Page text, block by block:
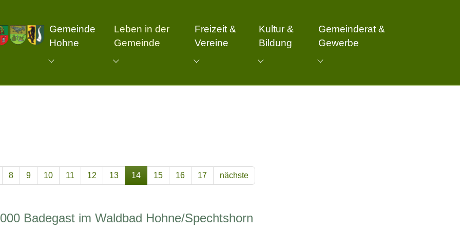
Gemeinde
Hohne
Submenu for "Gemeinde Hohne"
Leben in der
Gemeinde
Submenu for "Leben in der Gemeinde"
Freizeit &
Vereine
Submenu for "Freizeit & Vereine"
Kultur &
Bildung
Submenu for "Kultur & Bildung"
Gemeinderat &
Gewerbe
Submenu for "Gemeinderat &
8 9 10 11 12 13 14 15 16 17 nächste
Badegast im Waldbad Hohne/Spechtshorn